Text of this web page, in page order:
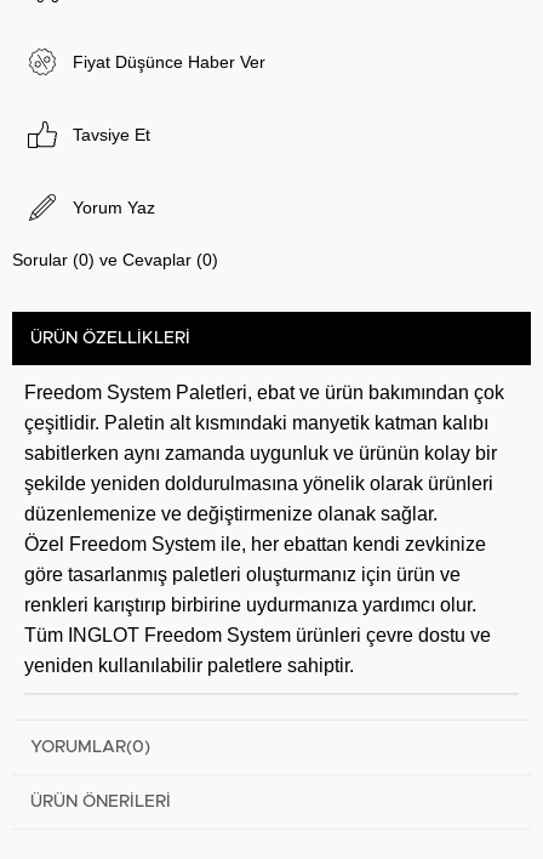
Fiyat Düşünce Haber Ver
Tavsiye Et
Yorum Yaz
Sorular (0) ve Cevaplar (0)
ÜRÜN ÖZELLIKLERI
Freedom System Paletleri, ebat ve ürün bakımından çok
çeşitlidir. Paletin alt kısmındaki manyetik katman kalıbı
sabitlerken aynı zamanda uygunluk ve ürünün kolay bir
şekilde yeniden doldurulmasına yönelik olarak ürünleri
düzenlemenize ve değiştirmenize olanak sağlar.
Özel Freedom System ile, her ebattan kendi zevkinize
göre tasarlanmış paletleri oluşturmanız için ürün ve
renkleri karıştırıp birbirine uydurmanıza yardımcı olur.
Tüm INGLOT Freedom System ürünleri çevre dostu ve
yeniden kullanılabilir paletlere sahiptir.
YORUMLAR(0)
ÜRÜN ÖNERILERI